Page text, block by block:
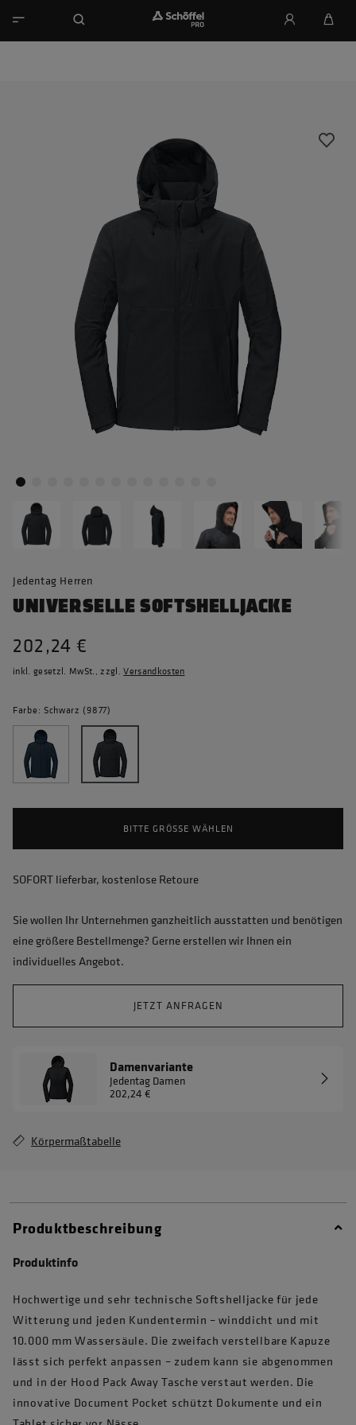
Jedentag Herren
UNIVERSELLE SOFTSHELLJACKE
202,24 €
inkl. gesetzl. MwSt., zzgl.Versandkosten
Farbe: Schwarz (9877)
BITTE GRÖSSE WÄHLEN
SOFORT lieferbar, kostenlose Retoure
Sie wollen Ihr Unternehmen ganzheitlich ausstatten und benötigen
eine größere Bestellmenge? Gerne erstellen wir Ihnen ein
individuelles Angebot.
JETZT ANFRAGEN
Damenvariante
Jedentag Damen
202,24 €
Körpermaßtabelle
Produktbeschreibung
Produktinfo
Hochwertige und sehr technische Softshelljacke für jede
Witterung und jeden Kundentermin – winddicht und mit
10.000 mm Wassersäule. Die zweifach verstellbare Kapuze
lässt sich perfekt anpassen – zudem kann sie abgenommen
und in der Hood Pack Away Tasche verstaut werden. Die
innovative Document Pocket schützt Dokumente und ein